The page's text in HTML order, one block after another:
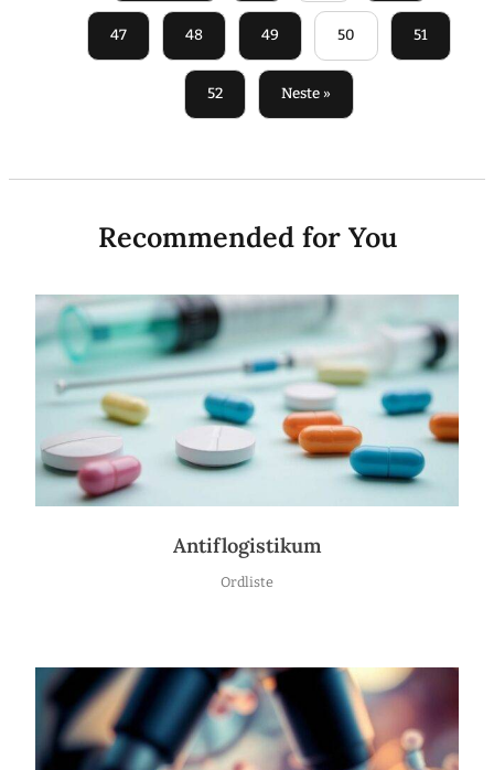
47 48 49 50 51
52 Neste »
Recommended for You
Antiflogistikum
Ordliste